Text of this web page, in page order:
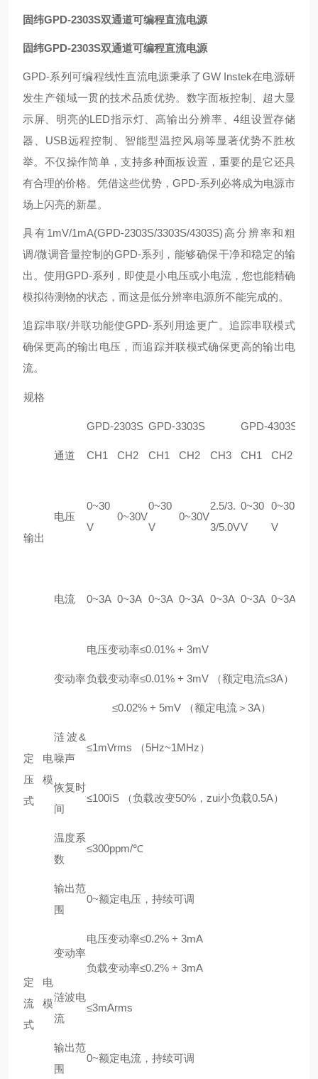
固纬GPD-2303S双通道可编程直流电源
固纬GPD-2303S双通道可编程直流电源
GPD-系列可编程线性直流电源秉承了GW Instek在电源研
发生产领域一贯的技术品质优势。数字面板控制、超大显
示屏、明亮的LED指示灯、高输出分辨率、4组设置存储
器、USB远程控制、智能型温控风扇等显著优势不胜枚
举。不仅操作简单，支持多种面板设置，重要的是它还具
有合理的价格。凭借这些优势，GPD-系列必将成为电源市
场上闪亮的新星。
具有1mV/1mA(GPD-2303S/3303S/4303S)高分辨率和粗
调/微调音量控制的GPD-系列，能够确保干净和稳定的输
出。使用GPD-系列，即使是小电压或小电流，您也能精确
模拟待测物的状态，而这是低分辨率电源所不能完成的。
追踪串联/并联功能使GPD-系列用途更广。追踪串联模式
确保更高的输出电压，而追踪并联模式确保更高的输出电
流。
规格
GPD-2303S GPD-3303S GPD-4303S
输出
通道 CH1 CH2 CH1 CH2 CH3 CH1 CH2
电压
0~30
V
0~30V
0~30
V
0~30V
2.5/3.
3/5.0V
0~30
V
0~30
V
电流 0~3A 0~3A 0~3A 0~3A 0~3A 0~3A 0~3A
定电
压模
式
变动率
电压变动率≤0.01% + 3mV
负载变动率≤0.01% + 3mV （额定电流≤3A）
≤0.02% + 5mV （额定电流＞3A）
涟波&
噪声
≤1mVrms （5Hz~1MHz）
恢复时
间
≤100ìS （负载改变50%，zui小负载0.5A）
温度系
数
≤300ppm/℃
输出范
围
0~额定电压，持续可调
定电
流模
式
变动率
电压变动率≤0.2% + 3mA
负载变动率≤0.2% + 3mA
涟波电
流
≤3mArms
输出范
围
0~额定电流，持续可调